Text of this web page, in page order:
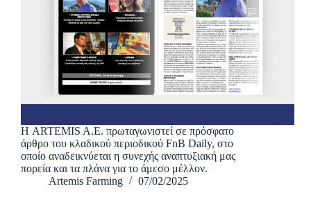
Η ARTEMIS A.E. πρωταγωνιστεί σε πρόσφατο
άρθρο του κλαδικού περιοδικού FnB Daily, στο
οποίο αναδεικνύεται η συνεχής αναπτυξιακή μας
πορεία και τα πλάνα για το άμεσο μέλλον.
Artemis Farming
07/02/2025